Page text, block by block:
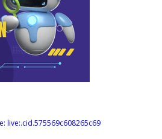
live:.cid.575569c608265c69